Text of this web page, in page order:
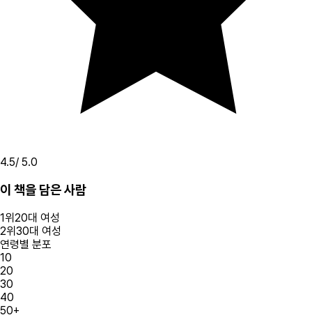
4.5/ 5.0
이 책을 담은 사람
1위20대 여성
2위30대 여성
연령별 분포
10
20
30
40
50+